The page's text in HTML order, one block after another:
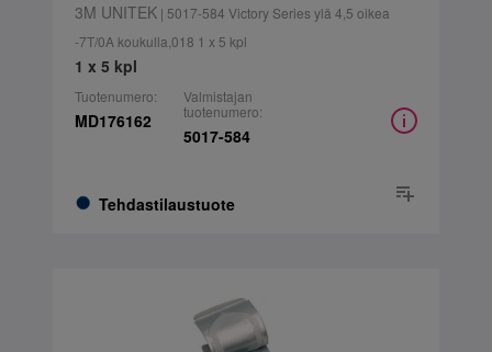
3M UNITEK| 5017-584 Victory Series ylä 4,5 oikea
-7T/0A koukulla,018 1 x 5 kpl
1 x 5 kpl
Tuotenumero:
MD176162
Tehdastilaustuote
Valmistajan
tuotenumero:
5017-584